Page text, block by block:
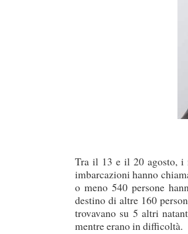
Tra il 13 e il 20 agosto, i
imbarcazioni hanno
o meno 540 persone
destino di altre 160
trovavano su 5 altri
mentre erano in difficoltà.